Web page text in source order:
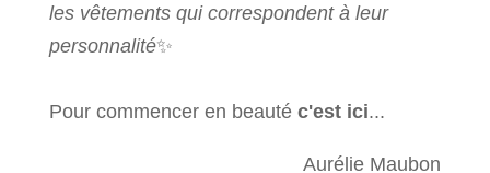
les vêtements qui correspondent à leur
personnalité✨
Pour commencer en beauté c'est ici...
Aurélie Maubon